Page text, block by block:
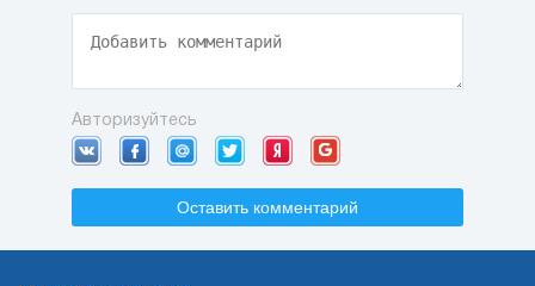
Авторизуйтесь
Оставить комментарий